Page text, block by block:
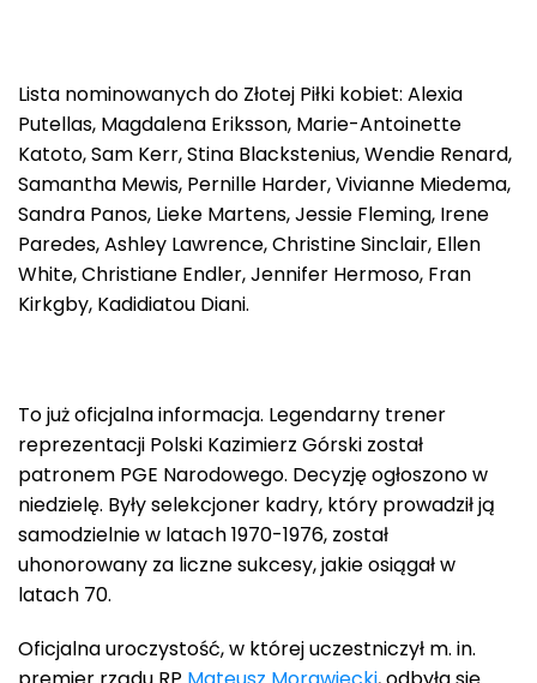
Lista nominowanych do Złotej Piłki kobiet: Alexia
Putellas, Magdalena Eriksson, Marie-Antoinette
Katoto, Sam Kerr, Stina Blackstenius, Wendie Renard,
Samantha Mewis, Pernille Harder, Vivianne Miedema,
Sandra Panos, Lieke Martens, Jessie Fleming, Irene
Paredes, Ashley Lawrence, Christine Sinclair, Ellen
White, Christiane Endler, Jennifer Hermoso, Fran
Kirkgby, Kadidiatou Diani.
To już oficjalna informacja. Legendarny trener
reprezentacji Polski Kazimierz Górski został
patronem PGE Narodowego. Decyzję ogłoszono w
niedzielę. Były selekcjoner kadry, który prowadził ją
samodzielnie w latach 1970-1976, został
uhonorowany za liczne sukcesy, jakie osiągał w
latach 70.
Oficjalna uroczystość, w której uczestniczył m. in.